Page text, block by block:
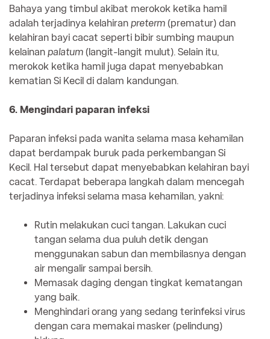
Bahaya yang timbul akibat merokok ketika hamil
adalah terjadinya kelahiran preterm (prematur) dan
kelahiran bayi cacat seperti bibir sumbing maupun
kelainan palatum (langit-langit mulut). Selain itu,
merokok ketika hamil juga dapat menyebabkan
kematian Si Kecil di dalam kandungan.
6. Mengindari paparan infeksi
Paparan infeksi pada wanita selama masa kehamilan
dapat berdampak buruk pada perkembangan Si
Kecil. Hal tersebut dapat menyebabkan kelahiran bayi
cacat. Terdapat beberapa langkah dalam mencegah
terjadinya infeksi selama masa kehamilan, yakni:
Rutin melakukan cuci tangan. Lakukan cuci
tangan selama dua puluh detik dengan
menggunakan sabun dan membilasnya dengan
air mengalir sampai bersih.
Memasak daging dengan tingkat kematangan
yang baik.
Menghindari orang yang sedang terinfeksi virus
dengan cara memakai masker (pelindung)